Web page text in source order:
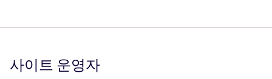
사이트 운영자